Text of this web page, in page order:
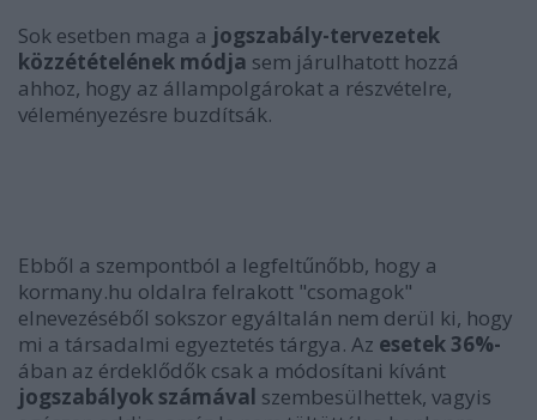
Sok esetben maga a jogszabály-tervezetek
közzétételének módja sem járulhatott hozzá
ahhoz, hogy az állampolgárokat a részvételre,
véleményezésre buzdítsák.
Ebből a szempontból a legfeltűnőbb, hogy a
kormany.hu oldalra felrakott "csomagok"
elnevezéséből sokszor egyáltalán nem derül ki, hogy
mi a társadalmi egyeztetés tárgya. Az esetek 36%-
ában az érdeklődők csak a módosítani kívánt
jogszabályok számával szembesülhettek, vagyis